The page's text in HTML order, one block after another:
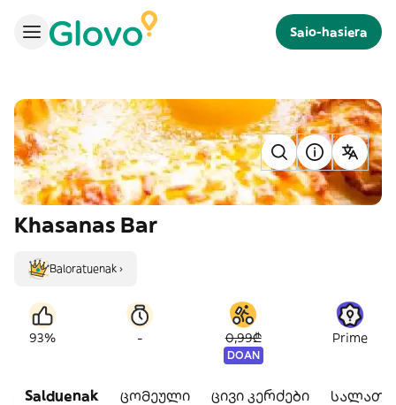
Saio-hasiera
Khasanas Bar
Baloratuenak ›
93% - 0,99₾
DOAN
Prime
Salduenak ცომეული ცივი კერძები